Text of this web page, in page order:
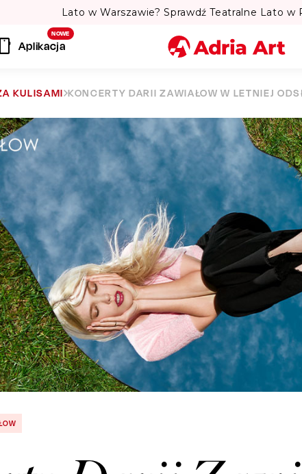
Lato w Warszawie? Sprawdź Teatralne Lato w
NOWE
Aplikacja
Szukaj
KULISAMI KONCERTY DARII ZAWIAŁOW W LETNIEJ